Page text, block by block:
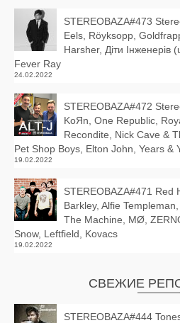
STEREOBAZA#473
Eels, Röyksopp,
Harsher, Діти Інженерів
Fever Ray
24.02.2022
STEREOBAZA#472
KoЯn, One Republic,
Recondite, Nick Cave &
Pet Shop Boys, Elton John, Years &
19.02.2022
STEREOBAZA#471 Red
Barkley, Alfie
The Machine, MØ,
Snow, Leftfield, Kovacs
19.02.2022
СВЕЖИЕ
STEREOBAZA#444